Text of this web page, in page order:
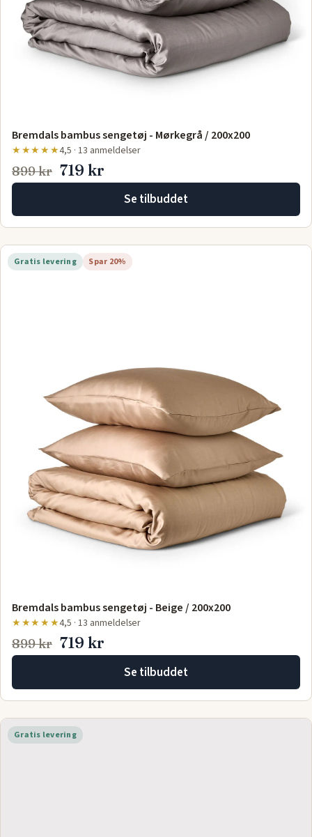
Bremdals bambus sengetøj - Mørkegrå / 200x200
★★★★★4,5 · 13 anmeldelser
899 kr 719 kr
Se tilbuddet
Gratis levering Spar 20%
Bremdals bambus sengetøj - Beige / 200x200
★★★★★4,5 · 13 anmeldelser
899 kr 719 kr
Se tilbuddet
Gratis levering